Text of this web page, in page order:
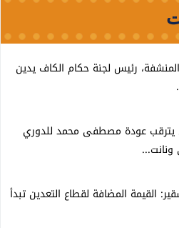
رئيس لجنة حكام الكاف يدين
يترقب عودة مصطفى محمد للدوري
القيمة المضافة لقطاع التعدين تبدأ